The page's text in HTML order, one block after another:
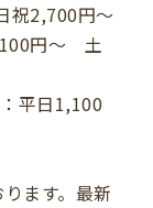
祝2,700円～
円～ 土
平日1,100
ます。最新